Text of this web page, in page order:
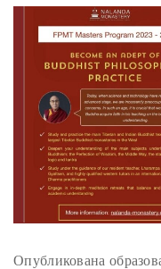
Опубликована